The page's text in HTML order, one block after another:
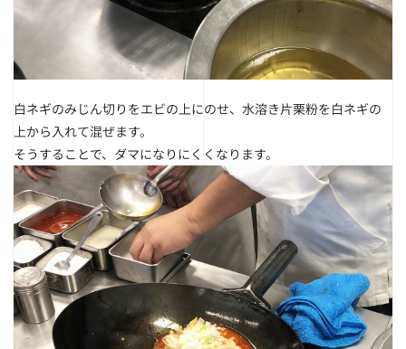
白ネギのみじん切りをエビの上にのせ、水溶き片栗粉を白ネギの
上から入れて混ぜます。
そうすることで、ダマになりにくくなります。